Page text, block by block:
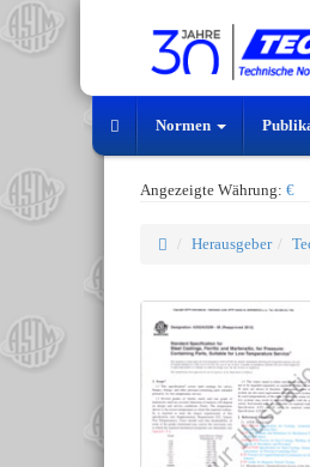
Normen
Angezeigte Währung: €
Herausgeber